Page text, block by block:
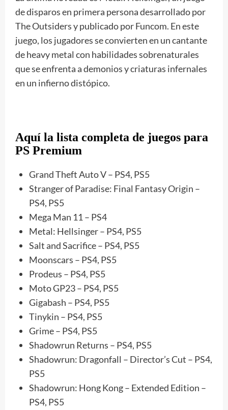
de disparos en primera persona desarrollado por
The Outsiders y publicado por Funcom. En este
juego, los jugadores se convierten en un cantante
de heavy metal con habilidades sobrenaturales
que se enfrenta a demonios y criaturas infernales
en un infierno distópico.
Aquí la lista completa de juegos para
PS Premium
Grand Theft Auto V – PS4, PS5
Stranger of Paradise: Final Fantasy Origin –
PS4, PS5
Mega Man 11 – PS4
Metal: Hellsinger – PS4, PS5
Salt and Sacrifice – PS4, PS5
Moonscars – PS4, PS5
Prodeus – PS4, PS5
Moto GP23 – PS4, PS5
Gigabash – PS4, PS5
Tinykin – PS4, PS5
Grime – PS4, PS5
Shadowrun Returns – PS4, PS5
Shadowrun: Dragonfall – Director’s Cut – PS4,
PS5
Shadowrun: Hong Kong – Extended Edition –
PS4, PS5